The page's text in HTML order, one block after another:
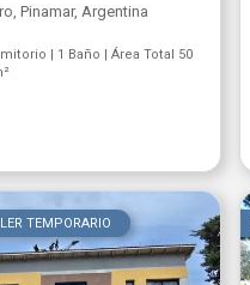
Pinamar, Argentina
| 1 Baño | Área Total 50
TEMPORARIO